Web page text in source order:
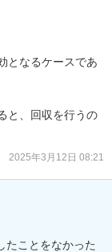
となるケースであ
と、回収を行うの
2025年3月12日 08:21
たことをなかった